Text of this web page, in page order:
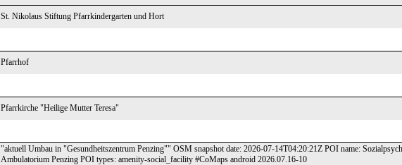
St. Nikolaus Stiftung Pfarrkindergarten und Hort
Pfarrhof
Pfarrkirche "Heilige Mutter Teresa"
"aktuell Umbau in "Gesundheitszentrum Penzing"" OSM snapshot date: 2026-07-14T04:20:21Z POI name:
Ambulatorium Penzing POI types: amenity-social_facility #CoMaps android 2026.07.16-10